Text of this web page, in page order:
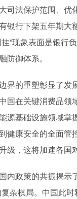
司法保护范围、
银行下架五年期
”现象表面是银
防御体系。
界的重塑彰显了发
国在关键消费品
源基础设施领域掌
健康安全的全面
级，这将加速各国
内政策的共振揭
杂棋局。中国此